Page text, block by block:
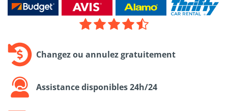
Changez ou annulez gratuitement
Assistance disponibles 24h/24